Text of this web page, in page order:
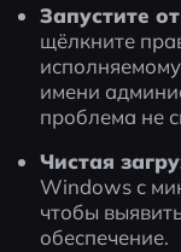
Запустите
щёлкните
имени
проблема не
Чистая
Windows с
чтобы
обеспечение.